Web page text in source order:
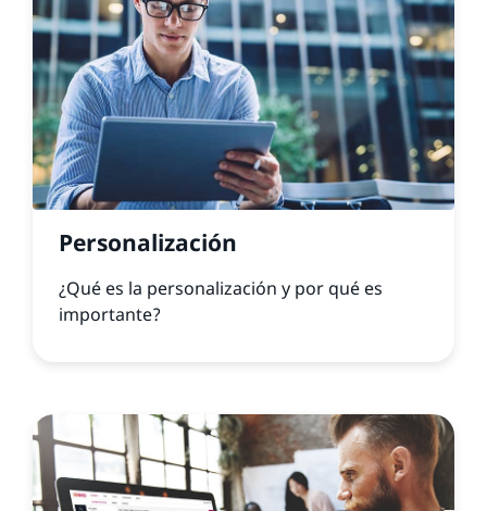
Personalización
¿Qué es la personalización y por qué es
importante?